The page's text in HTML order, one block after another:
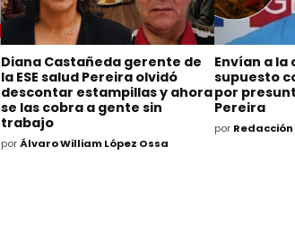
Diana Castañeda gerente de
la ESE salud Pereira olvidó
descontar estampillas y ahora
se las cobra a gente sin
trabajo
por Álvaro William López Ossa
Envían a la
supuesto
por
Pereira
por Redacción